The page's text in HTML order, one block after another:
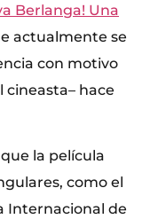
Berlanga! Una
actualmente se
con motivo
hace
la película
como el
Internacional de